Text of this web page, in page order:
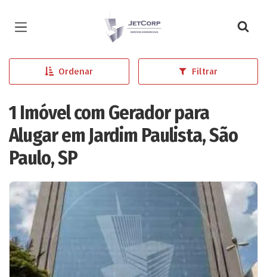
Página inicial
Ordenar Filtrar
1 Imóvel com Gerador para
Alugar em Jardim Paulista, São
Paulo, SP